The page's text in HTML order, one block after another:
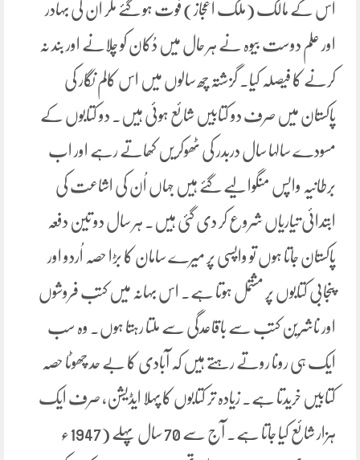
اس کے مالک (ملک اعجاز) فوت ہو گئے مگر اُن کی بہادر
اور علم دوست بیوہ نے ہر حال میں دُکان کو چلانے اور بند نہ
کرنے کا فیصلہ کیا۔ گزشتہ چھ سالوں میں اس کالم نگار کی
پاکستان میں صرف دو کتابیں شائع ہوئی ہیں۔ دو کتابوں کے
مسودے سالہا سال دربدر کی ٹھوکریں کھاتے رہے اور اب
برطانیہ واپس منگوا لیے گئے ہیں جہاں اُن کی اشاعت کی
ابتدائی تیاریاں شروع کر دی گئی ہیں۔ ہر سال دو تین دفعہ
پاکستان جاتا ہوں تو واپسی پر میرے سامان کا بڑا حصہ اُردو اور
پنجابی کتابوں پر مشتمل ہوتا ہے۔ اس بہانہ میں کتب فروشوں
اور ناشرین کتب سے باقاعدگی سے ملتا رہتا ہوں۔ وہ سب
ایک ہی رونا روتے رہتے ہیں کہ آبادی کا بے حد چھوٹا حصہ
کتابیں خریدتا ہے۔ زیادہ تر کتابوں کا پہلا ایڈیشن، صرف ایک
ہزار شائع کیا جاتا ہے۔ آج سے 70 سال پہلے (1947ء